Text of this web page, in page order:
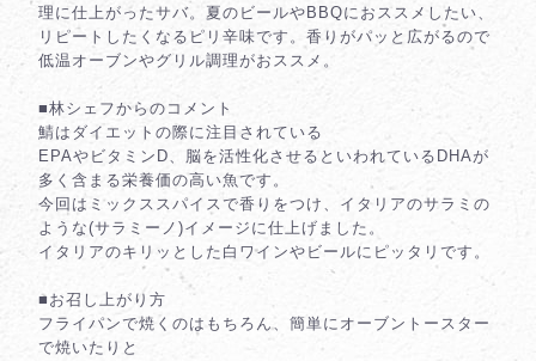
理に仕上がったサバ。夏のビールやBBQにおススメしたい、
リピートしたくなるピリ辛味です。香りがパッと広がるので
低温オーブンやグリル調理がおススメ。
■林シェフからのコメント
鯖はダイエットの際に注目されている
EPAやビタミンD、脳を活性化させるといわれているDHAが
多く含まる栄養価の高い魚です。
今回はミックススパイスで香りをつけ、イタリアのサラミの
ような(サラミーノ)イメージに仕上げました。
イタリアのキリッとした白ワインやビールにピッタリです。
■お召し上がり方
フライパンで焼くのはもちろん、簡単にオーブントースター
で焼いたりと